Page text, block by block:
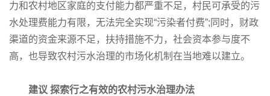
力和农村地区家庭的支付能力都严重不足，村民可承受的污
水处理费能力有限，无法完全实现“污染者付费”;同时，财政
渠道的资金来源不足，扶持措施不力，社会资本参与度不
高，也导致农村污水治理的市场化机制在当地难以建立。
建议 探索行之有效的农村污水治理办法